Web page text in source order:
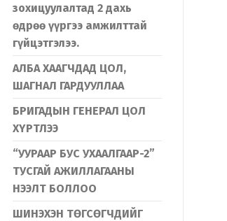
зохицуулалтад 2 дахь
өдрөө үүргээ амжилттай
гүйцэтгэлээ.
АЛБА ХААГЧДАД ЦОЛ,
ШАГНАЛ ГАРДУУЛЛАА
БРИГАДЫН ГЕНЕРАЛ ЦОЛ
ХҮРТЛЭЭ
“УУРААР БУС УХААЛГААР-2”
ТУСГАЙ АЖИЛЛАГААНЫ
НЭЭЛТ БОЛЛОО
ШИНЭХЭН ТӨГСӨГЧДИЙГ